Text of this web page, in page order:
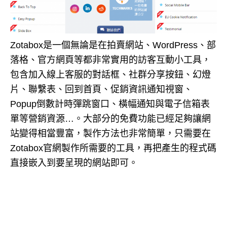
Zotabox是一個無論是在拍賣網站、WordPress、部
落格、官方網頁等都非常實用的訪客互動小工具，
包含加入線上客服的對話框、社群分享按鈕、幻燈
片、聯繫表、回到首頁、促銷資訊通知視窗、
Popup倒數計時彈跳窗口、橫幅通知與電子信箱表
單等營銷資源…。大部分的免費功能已經足夠讓網
站變得相當豐富，製作方法也非常簡單，只需要在
Zotabox官網製作所需要的工具，再把產生的程式碼
直接嵌入到要呈現的網站即可。